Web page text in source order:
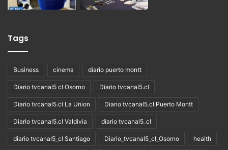
Tags
Business cinema diario puerto montt
Diario tvcanal5 cl Osorno Diario tvcanal5.cl
Diario tvcanal5.cl La Union Diario tvcanal5.cl Puerto Montt
Diario tvcanal5.cl Valdivia diario tvcanal5_cl
diario tvcanal5_cl Santiago Diario_tvcanal5_cl_Osorno health